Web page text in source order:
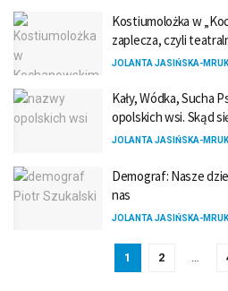
Kostiumolożka w
zaplecza, czyli
JOLANTA JASIŃSKA-
Kały, Wódka, Sucha
opolskich wsi. Skąd
JOLANTA JASIŃSKA-
Demograf: Nasze
nas
JOLANTA JASIŃSKA-
1 2 …